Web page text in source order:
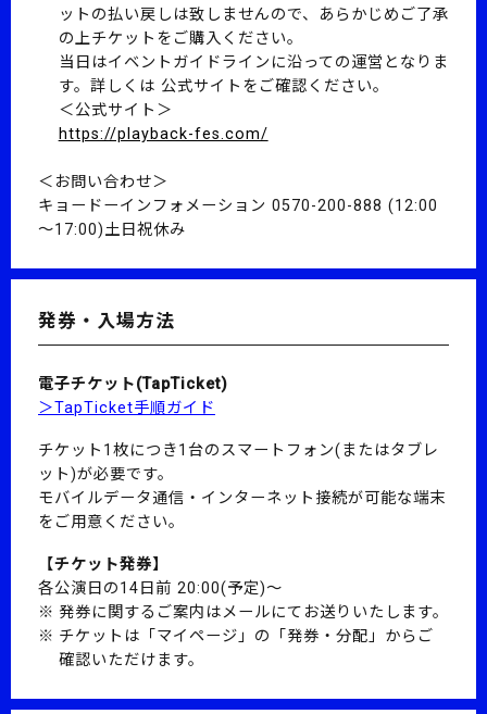
ットの払い戻しは致しませんので、あらかじめご了承
の上チケットをご購入ください。
当日はイベントガイドラインに沿っての運営となりま
す。詳しくは 公式サイトをご確認ください。
＜公式サイト＞
https://playback-fes.com/
＜お問い合わせ＞
キョードーインフォメーション 0570-200-888 (12:00
～17:00)土日祝休み
発券・入場方法
電子チケット(TapTicket)
＞TapTicket手順ガイド
チケット1枚につき1台のスマートフォン(またはタブレ
ット)が必要です。
モバイルデータ通信・インターネット接続が可能な端末
をご用意ください。
【チケット発券】
各公演日の14日前 20:00(予定)～
発券に関するご案内はメールにてお送りいたします。
チケットは「マイページ」の「発券・分配」からご
確認いただけます。